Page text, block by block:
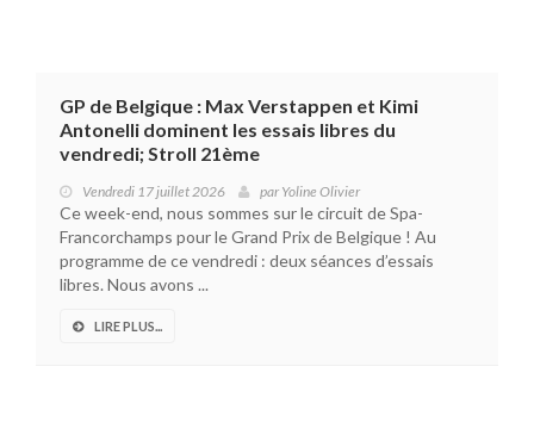
GP de Belgique : Max Verstappen et Kimi
Antonelli dominent les essais libres du
vendredi; Stroll 21ème
Vendredi 17 juillet 2026 par Yoline Olivier
Ce week-end, nous sommes sur le circuit de Spa-
Francorchamps pour le Grand Prix de Belgique ! Au
programme de ce vendredi : deux séances d’essais
libres. Nous avons ...
LIRE PLUS...